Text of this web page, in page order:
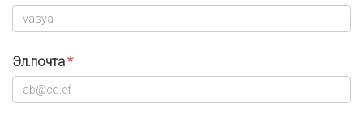
Эл.почта